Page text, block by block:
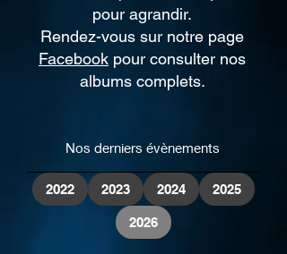
pour agrandir.
Rendez-vous sur notre page
Facebook pour consulter nos
albums complets.
Nos derniers évènements
2022 2023 2024 2025
2026